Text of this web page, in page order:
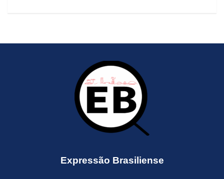
Expressão Brasiliense